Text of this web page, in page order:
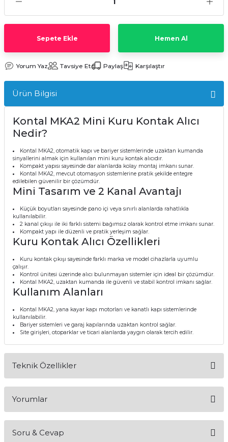
Sepete Ekle Hemen Al
Yorum Yaz Tavsiye Et Paylaş Karşılaştır
Ürün Bilgisi
Kontal MKA2 Mini Kuru Kontak Alıcı
Nedir?
Kontal MKA2, otomatik kapı ve bariyer sistemlerinde uzaktan kumanda
sinyallerini almak için kullanılan mini kuru kontak alıcıdır.
Kompakt yapısı sayesinde dar alanlarda kolay montaj imkanı sunar.
Kontal MKA2, mevcut otomasyon sistemlerine pratik şekilde entegre
edilebilen güvenilir bir çözümdür.
Mini Tasarım ve 2 Kanal Avantajı
Küçük boyutları sayesinde pano içi veya sınırlı alanlarda rahatlıkla
kullanılabilir.
2 kanal çıkışı ile iki farklı sistemi bağımsız olarak kontrol etme imkanı sunar.
Kompakt yapı ile düzenli ve pratik yerleşim sağlar.
Kuru Kontak Alıcı Özellikleri
Kuru kontak çıkışı sayesinde farklı marka ve model cihazlarla uyumlu
çalışır.
Kontrol ünitesi üzerinde alıcı bulunmayan sistemler için ideal bir çözümdür.
Kontal MKA2, uzaktan kumanda ile güvenli ve stabil kontrol imkanı sağlar.
Kullanım Alanları
Kontal MKA2, yana kayar kapı motorları ve kanatlı kapı sistemlerinde
kullanılabilir.
Bariyer sistemleri ve garaj kapılarında uzaktan kontrol sağlar.
Site girişleri, otoparklar ve ticari alanlarda yaygın olarak tercih edilir.
Teknik Özellikler
Yorumlar
Soru & Cevap